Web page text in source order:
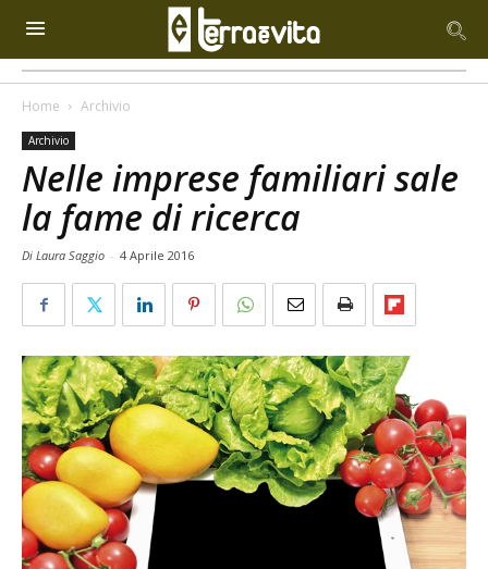
Home Archivio
Archivio
Nelle imprese familiari sale
la fame di ricerca
Di Laura Saggio - 4 Aprile 2016